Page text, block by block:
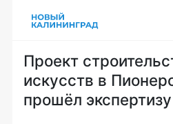
Проект
искусств в
прошёл экспертизу